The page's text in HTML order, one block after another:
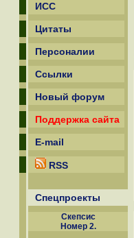
ИСС
Цитаты
Персоналии
Ссылки
Новый форум
Поддержка сайта
E-mail
RSS
Спецпроекты
Скепсиc
Номер 2.